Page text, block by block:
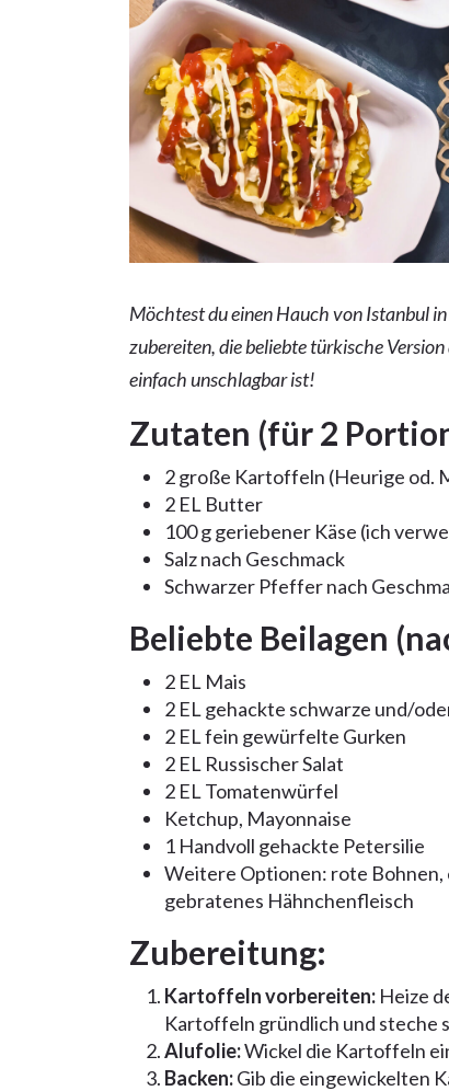
Möchtest du einen Hauch von Istanbul
zubereiten, die beliebte türkische
einfach unschlagbar ist!
Zutaten (für 2
2 große Kartoffeln (Heurige od.
2 EL Butter
100 g geriebener Käse (ich
Salz nach Geschmack
Schwarzer Pfeffer nach
Beliebte Beilagen
2 EL Mais
2 EL gehackte schwarze und/
2 EL fein gewürfelte Gurken
2 EL Russischer Salat
2 EL Tomatenwürfel
Ketchup, Mayonnaise
1 Handvoll gehackte Petersilie
Weitere Optionen: rote Bohnen,
gebratenes Hähnchenfleisch
Zubereitung:
Kartoffeln vorbereiten: Heize
Kartoffeln gründlich und steche
Alufolie:Wickel die Kartoffeln
Backen:Gib die eingewickelten